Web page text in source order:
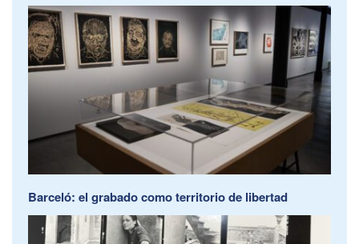
Barceló: el grabado como territorio de libertad